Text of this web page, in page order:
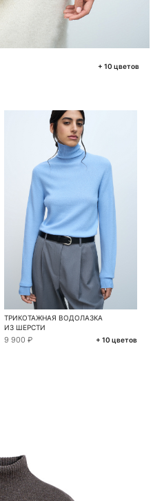
+ 10 цветов
ТРИКОТАЖНАЯ ВОДОЛАЗКА
ИЗ ШЕРСТИ
9 900 ₽ + 10 цветов